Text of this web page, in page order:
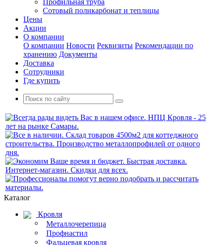
Профильная труба
Сотовый поликарбонат и теплицы
Цены
Акции
О компании
О компании Новости Реквизиты Рекомендации по
хранению Документы
Доставка
Сотрудники
Где купить
Каталог
Кровля
Металлочерепица
Профнастил
Фальцевая кровля